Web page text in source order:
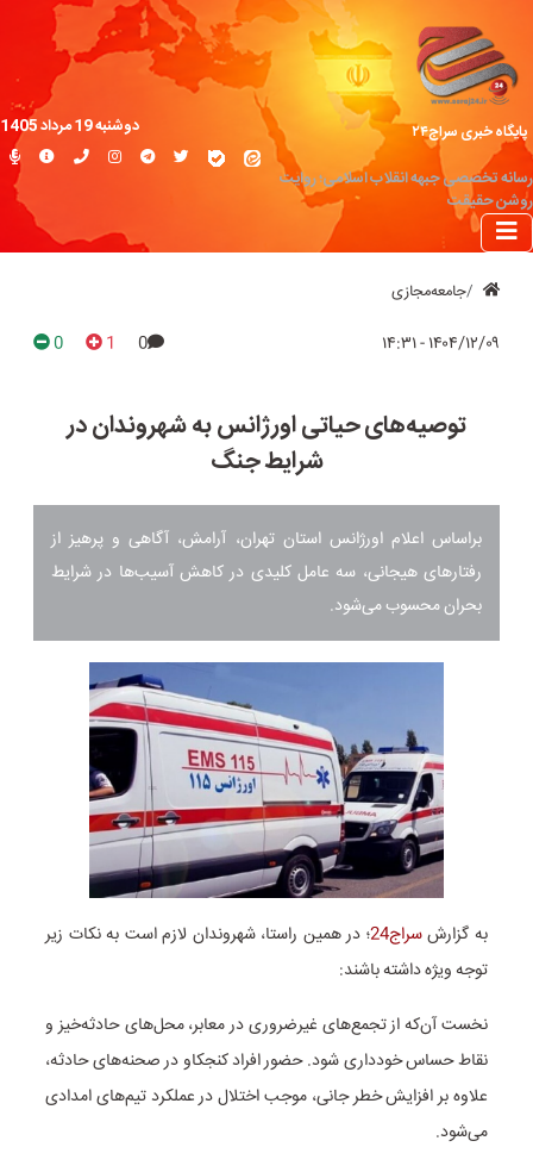
پایگاه خبری سراج۲۴
رسانه تخصصی جبهه انقلاب اسلامی؛ روایت
روشن حقیقت
دوشنبه 19 مرداد 1405
جامعه‌مجازی
۱۴۰۴/۱۲/۰۹ - ۱۴:۳۱ 0
1
0
توصیه‌های حیاتی اورژانس به شهروندان در
شرایط جنگ
براساس اعلام اورژانس استان تهران، آرامش، آگاهی و پرهیز از
رفتارهای هیجانی، سه عامل کلیدی در کاهش آسیب‌ها در شرایط
بحران محسوب می‌شود.
به گزارشسراج24
؛ در همین راستا، شهروندان لازم است به نکات زیر
توجه ویژه داشته باشند:
نخست آن‌که از تجمع‌های غیرضروری در معابر، محل‌های حادثه‌خیز و
نقاط حساس خودداری شود. حضور افراد کنجکاو در صحنه‌های حادثه،
علاوه بر افزایش خطر جانی، موجب اختلال در عملکرد تیم‌های امدادی
می‌شود.